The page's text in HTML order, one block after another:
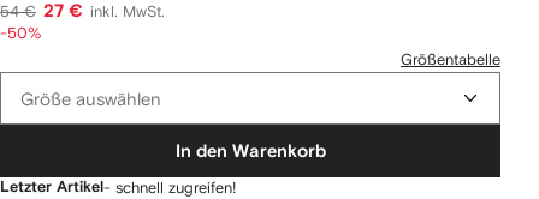
54 € 27 €
inkl. MwSt.
-50%
Größentabelle
Größe auswählen
In den Warenkorb
Letzter Artikel - schnell zugreifen!